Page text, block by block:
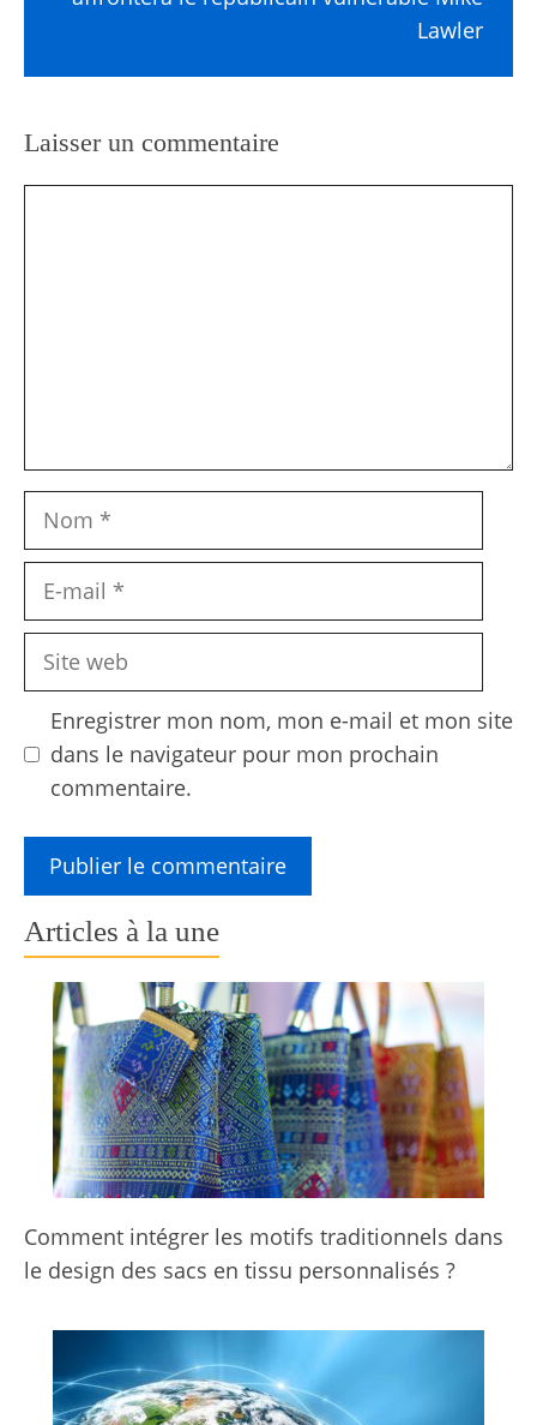
Lawler
Laisser un commentaire
Nom
Site
Enregistrer mon nom, mon e-mail et mon site
dans le navigateur pour mon prochain
commentaire.
Articles à la une
Comment intégrer les motifs traditionnels dans
le design des sacs en tissu personnalisés ?